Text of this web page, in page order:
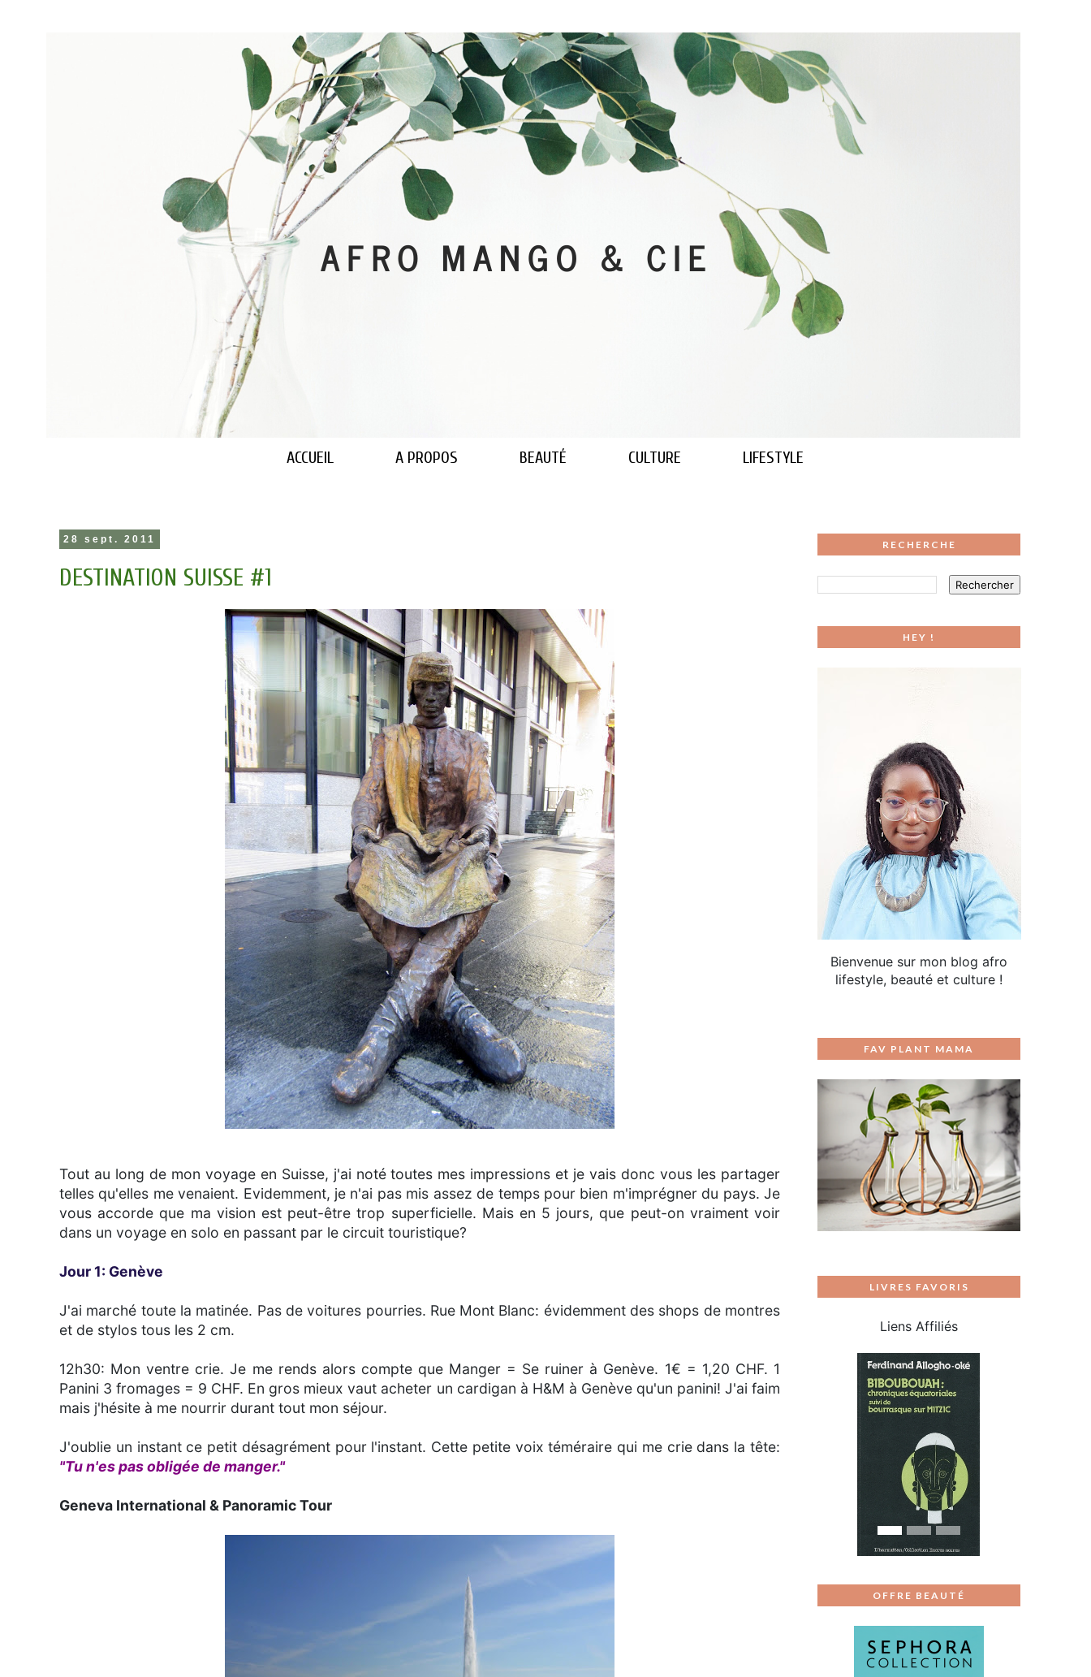
ACCUEIL A PROPOS BEAUTÉ CULTURE LIFESTYLE
28 sept. 2011
DESTINATION SUISSE #1
Tout au long de mon voyage en Suisse, j'ai noté toutes mes impressions et je vais donc vous les partager
telles qu'elles me venaient. Evidemment, je n'ai pas mis assez de temps pour bien m'imprégner du pays. Je
vous accorde que ma vision est peut-être trop superficielle. Mais en 5 jours, que peut-on vraiment voir
dans un voyage en solo en passant par le circuit touristique?
Jour 1: Genève
J'ai marché toute la matinée. Pas de voitures pourries. Rue Mont Blanc: évidemment des shops de montres
et de stylos tous les 2 cm.
12h30: Mon ventre crie. Je me rends alors compte que Manger = Se ruiner à Genève. 1€ = 1,20 CHF. 1
Panini 3 fromages = 9 CHF. En gros mieux vaut acheter un cardigan à H&M à Genève qu'un panini! J'ai faim
mais j'hésite à me nourrir durant tout mon séjour.
J'oublie un instant ce petit désagrément pour l'instant. Cette petite voix téméraire qui me crie dans la tête:
"Tu n'es pas obligée de manger."
Geneva International & Panoramic Tour
RECHERCHE
HEY !
Bienvenue sur mon blog afro
lifestyle, beauté et culture !
FAV PLANT MAMA
LIVRES FAVORIS
Liens Affiliés
Previous
OFFRE BEAUTÉ